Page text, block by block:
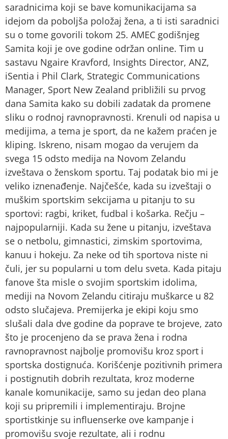
saradnicima koji se bave komunikacijama sa
idejom da poboljša položaj žena, a ti isti saradnici
su o tome govorili tokom 25. AMEC godišnjeg
Samita koji je ove godine održan online. Tim u
sastavu Ngaire Kravford, Insights Director, ANZ,
iSentia i Phil Clark, Strategic Communications
Manager, Sport New Zealand približili su prvog
dana Samita kako su dobili zadatak da promene
sliku o rodnoj ravnopravnosti. Krenuli od napisa u
medijima, a tema je sport, da ne kažem praćen je
kliping. Iskreno, nisam mogao da verujem da
svega 15 odsto medija na Novom Zelandu
izveštava o ženskom sportu. Taj podatak bio mi je
veliko iznenađenje. Najčešće, kada su izveštaji o
muškim sportskim sekcijama u pitanju to su
sportovi: ragbi, kriket, fudbal i košarka. Rečju –
najpopularniji. Kada su žene u pitanju, izveštava
se o netbolu, gimnastici, zimskim sportovima,
kanuu i hokeju. Za neke od tih sportova niste ni
čuli, jer su popularni u tom delu sveta. Kada pitaju
fanove šta misle o svojim sportskim idolima,
mediji na Novom Zelandu citiraju muškarce u 82
odsto slučajeva. Premijerka je ekipi koju smo
slušali dala dve godine da poprave te brojeve, zato
što je procenjeno da se prava žena i rodna
ravnopravnost najbolje promovišu kroz sport i
sportska dostignuća. Korišćenje pozitivnih primera
i postignutih dobrih rezultata, kroz moderne
kanale komunikacije, samo su jedan deo plana
koji su pripremili i implementiraju. Brojne
sportistkinje su influenserke ove kampanje i
promovišu svoje rezultate, ali i rodnu